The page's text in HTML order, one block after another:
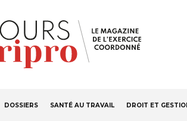
S'ABONNER
principale
DOSSIERS SANTÉ AU TRAVAIL DROIT ET